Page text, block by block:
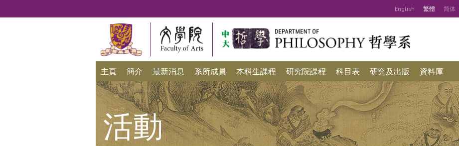
English 繁體 简体
主頁 簡介 最新消息 系所成員 本科生課程 研究院課程 科目表 研究及出版 資料庫
活動